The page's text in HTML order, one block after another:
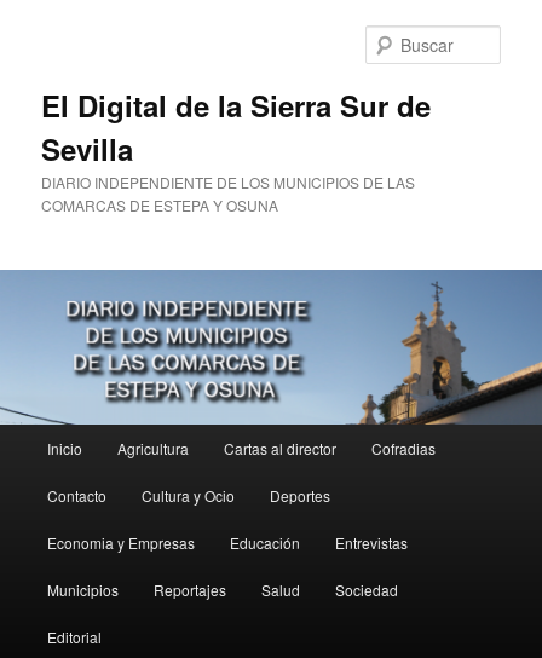
El Digital de la Sierra Sur de
Sevilla
DIARIO INDEPENDIENTE DE LOS MUNICIPIOS DE LAS
COMARCAS DE ESTEPA Y OSUNA
principal
Inicio Agricultura Cartas al director Cofradias
Contacto Cultura y Ocio Deportes
Economia y Empresas Educación Entrevistas
Municipios Reportajes Salud Sociedad
Editorial